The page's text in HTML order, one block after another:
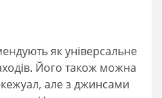
як універсальне
Його також можна
але з джинсами